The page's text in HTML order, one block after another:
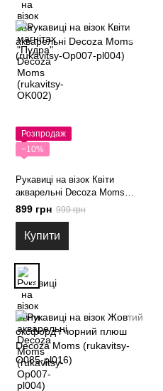
Розпродаж
−10%
Рукавиці на візок Квіти
акварельні Decoza Moms
(rukavitsy-Op007-pl004)
899 грн 999 грн
Купити